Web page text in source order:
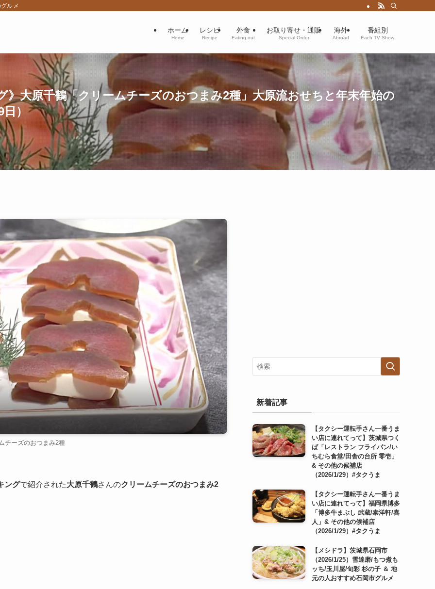
ルメ
ホーム
Home
レシピ
Recipe
外食
Eating out
お取り寄せ・通販
Special Order
海外
Abroad
番組別
Each TV Show
》大原千鶴「クリームチーズのおつまみ2種」大原流おせちと年末年始の
日）
チーズのおつまみ2種
ングで紹介された大原千鶴さんのクリームチーズのおつまみ2
新着記事
【タクシー運転手さん一番うま
い店に連れてって】茨城県つく
ば「レストラン フライパン/い
ちむら食堂/田舎の台所 零壱」
& その他の候補店
（2026/1/29）#タクうま
【タクシー運転手さん一番うま
い店に連れてって】福岡県博多
「博多牛まぶし 武蔵/泰洋軒/喜
人」& その他の候補店
（2026/1/29）#タクうま
【メシドラ】茨城県石岡市
（2026/1/25）雪達磨/もつ煮も
ッち/玉川屋/旬彩 杉の子 ＆ 地
元の人おすすめ石岡市グルメ